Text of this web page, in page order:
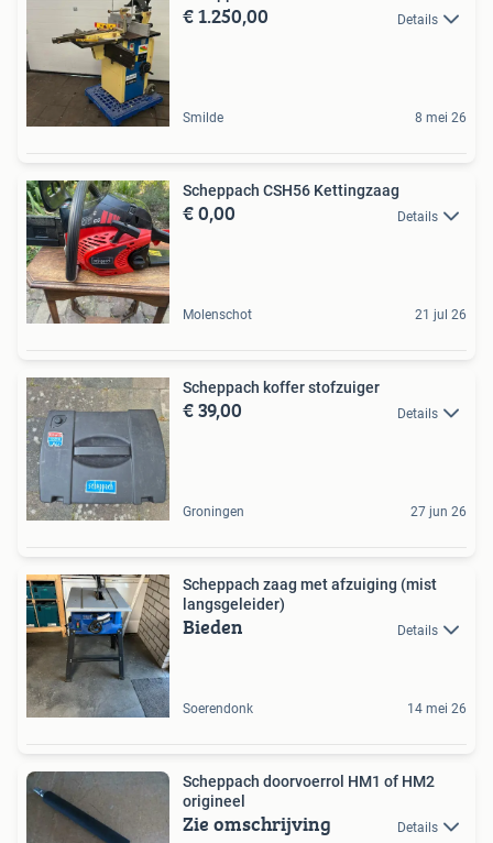
€ 1.250,00 Details
Smilde 8 mei 26
Scheppach CSH56 Kettingzaag
€ 0,00 Details
Molenschot 21 jul 26
Scheppach koffer stofzuiger
€ 39,00 Details
Groningen 27 jun 26
Scheppach zaag met afzuiging (mist
langsgeleider)
Bieden Details
Soerendonk 14 mei 26
Scheppach doorvoerrol HM1 of HM2
origineel
Zie omschrijving Details